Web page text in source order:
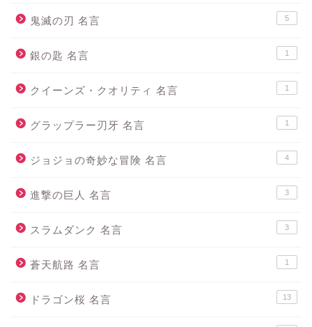
鬼滅の刃 名言 5
銀の匙 名言 1
クイーンズ・クオリティ 名言 1
グラップラー刃牙 名言 1
ジョジョの奇妙な冒険 名言 4
進撃の巨人 名言 3
スラムダンク 名言 3
蒼天航路 名言 1
ドラゴン桜 名言 13